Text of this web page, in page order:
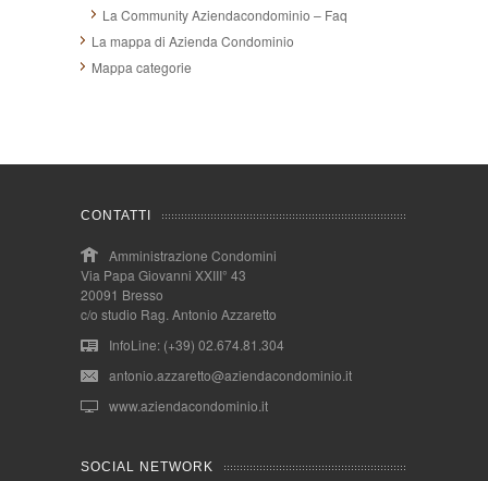
La Community Aziendacondominio – Faq
La mappa di Azienda Condominio
Mappa categorie
CONTATTI
Amministrazione Condomini
Via Papa Giovanni XXIII° 43
20091 Bresso
c/o studio Rag. Antonio Azzaretto
InfoLine: (+39) 02.674.81.304
antonio.azzaretto@aziendacondominio.it
www.aziendacondominio.it
SOCIAL NETWORK